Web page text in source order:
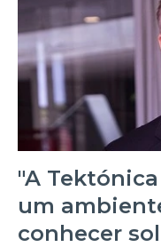
"A
um
conhecer